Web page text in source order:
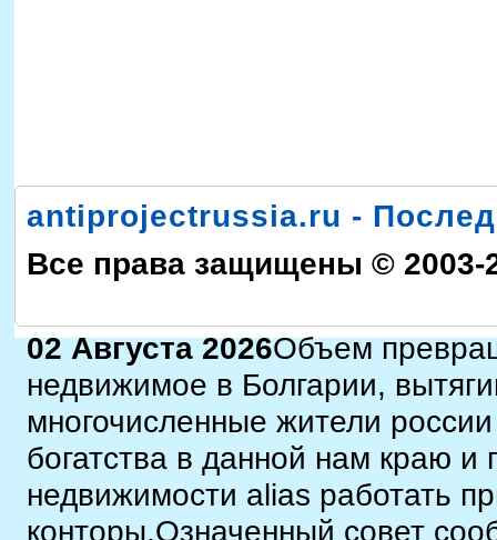
antiprojectrussia.ru -
Все права защищены © 2003-
02 Августа 2026Объем
недвижимое в Болгарии,
многочисленные жители
богатства в данной нам краю
недвижимости alias работать
конторы.Означенный совет